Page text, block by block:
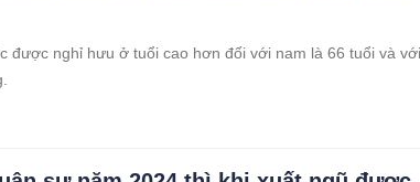
được nghỉ hưu ở tuổi cao hơn đối với nam là 66 tuổi và với